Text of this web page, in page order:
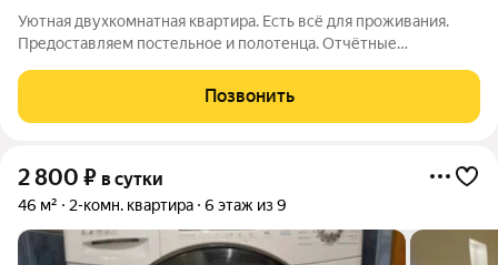
Уютная двухкомнатная квартира. Есть всё для проживания.
Предоставляем постельное и полотенца. Отчётные
Позвонить
2 800 ₽ в сутки
46 м² 2-комн. квартира 6 этаж из 9